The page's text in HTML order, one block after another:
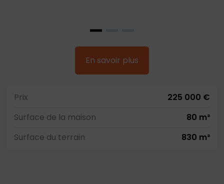
En savoir plus
Prix
225 000 €
Surface de la maison
80 m²
Surface du terrain
830 m²